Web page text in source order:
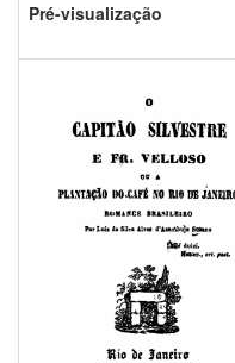
Pré-visualização